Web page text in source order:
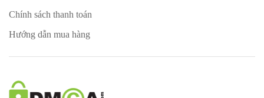
Chính sách thanh toán
Hướng dẫn mua hàng